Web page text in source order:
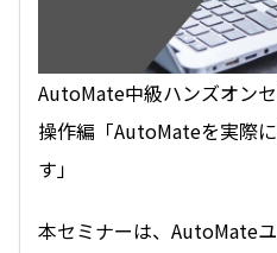
AutoMate中級ハンズオン
操作編「AutoMateを実際
す」
本セミナーは、AutoMate